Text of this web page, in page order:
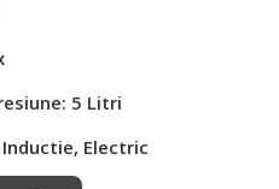
lei.
5 Litri
Electric